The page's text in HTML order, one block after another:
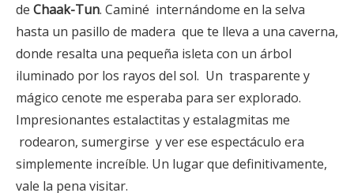
de Chaak-Tun. Caminé internándome en la selva
hasta un pasillo de madera que te lleva a una caverna,
donde resalta una pequeña isleta con un árbol
iluminado por los rayos del sol. Un trasparente y
mágico cenote me esperaba para ser explorado.
Impresionantes estalactitas y estalagmitas me
rodearon, sumergirse y ver ese espectáculo era
simplemente increíble. Un lugar que definitivamente,
vale la pena visitar.